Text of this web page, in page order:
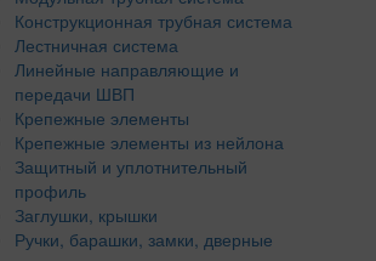
Конструкционная трубная система
Лестничная система
Линейные направляющие и
передачи ШВП
Крепежные элементы
Крепежные элементы из нейлона
Защитный и уплотнительный
профиль
Заглушки, крышки
Ручки, барашки, замки, дверные